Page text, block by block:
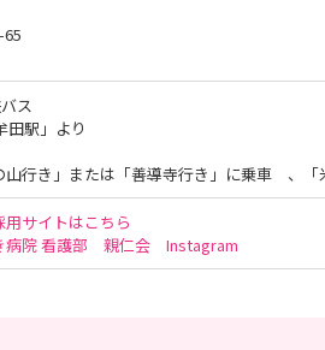
ス
田駅」より
山行き」または「善導寺行き」に乗車 、「
サイトはこちら
病院 看護部 親仁会 Instagram